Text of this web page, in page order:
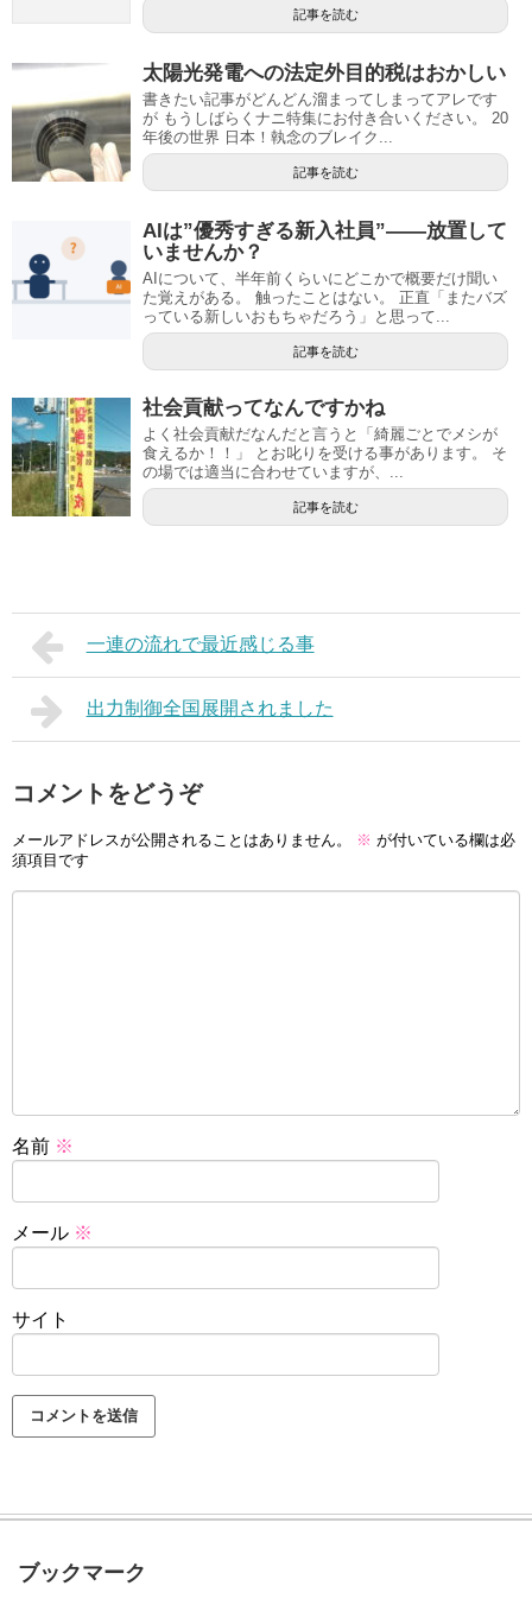
記事を読む
太陽光発電への法定外目的税はおかしい
書きたい記事がどんどん溜まってしまってアレです
が もうしばらくナニ特集にお付き合いください。 20
年後の世界 日本！執念のブレイク...
記事を読む
AIは”優秀すぎる新入社員”——放置して
いませんか？
AIについて、半年前くらいにどこかで概要だけ聞い
た覚えがある。 触ったことはない。 正直「またバズ
っている新しいおもちゃだろう」と思って...
記事を読む
社会貢献ってなんですかね
よく社会貢献だなんだと言うと「綺麗ごとでメシが
食えるか！！」 とお叱りを受ける事があります。 そ
の場では適当に合わせていますが、...
記事を読む
一連の流れで最近感じる事
出力制御全国展開されました
コメントをどうぞ
メールアドレスが公開されることはありません。 ※ が付いている欄は必
須項目です
名前 ※
メール ※
サイト
ブックマーク